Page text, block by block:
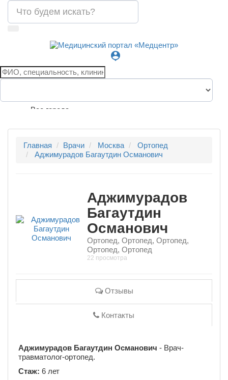
person_pin
Все города
Главная Врачи Москва
Ортопед
Аджимурадов Багаутдин Османович
Аджимурадов
Багаутдин
Османович
Ортопед, Ортопед, Ортопед,
Ортопед, Ортопед
22 просмотра
Отзывы
Контакты
Аджимурадов Багаутдин Османович - Врач-
травматолог-ортопед.
Стаж: 6 лет